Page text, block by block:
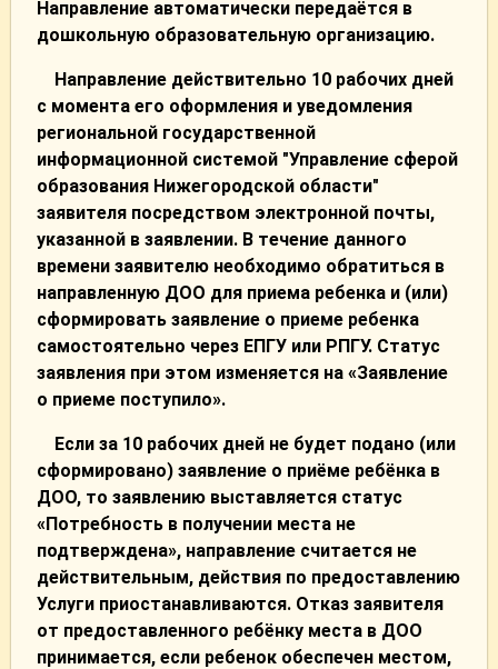
Направление автоматически передаётся в
дошкольную образовательную организацию.
Направление действительно 10 рабочих дней
с момента его оформления и уведомления
региональной государственной
информационной системой "Управление сферой
образования Нижегородской области"
заявителя посредством электронной почты,
указанной в заявлении. В течение данного
времени заявителю необходимо обратиться в
направленную ДОО для приема ребенка и (или)
сформировать заявление о приеме ребенка
самостоятельно через ЕПГУ или РПГУ. Статус
заявления при этом изменяется на «Заявление
о приеме поступило».
Если за 10 рабочих дней не будет подано (или
сформировано) заявление о приёме ребёнка в
ДОО, то заявлению выставляется статус
«Потребность в получении места не
подтверждена», направление считается не
действительным, действия по предоставлению
Услуги приостанавливаются. Отказ заявителя
от предоставленного ребёнку места в ДОО
принимается, если ребенок обеспечен местом,